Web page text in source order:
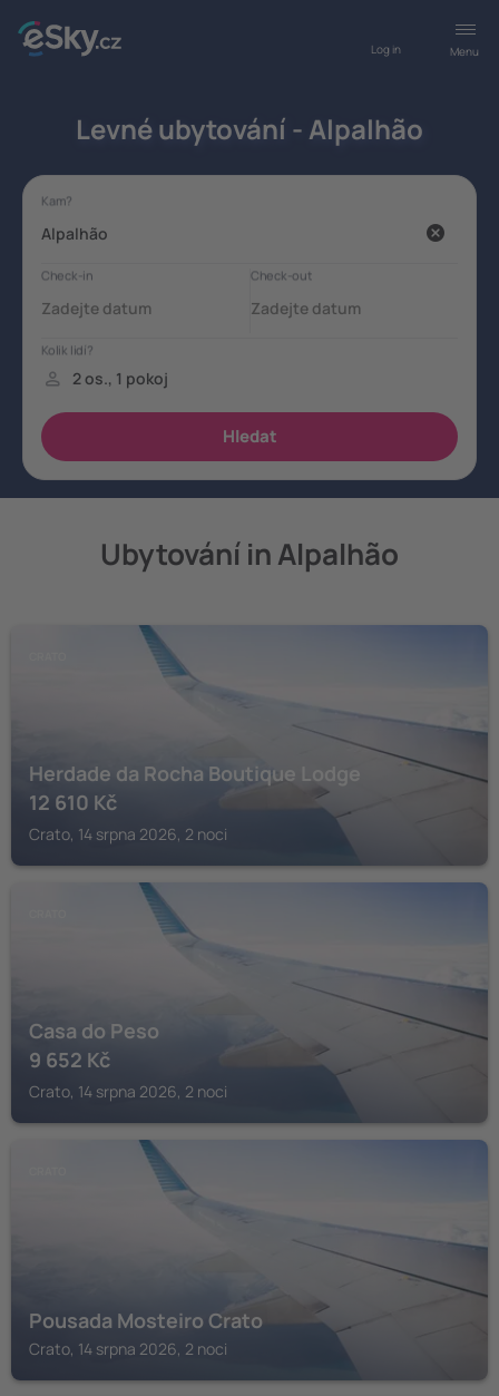
Menu
Log in
Levné ubytování - Alpalhão
Ubytování in Alpalhão
Herdade da Rocha Boutique Lodge
12 610 Kč
Crato, 14 srpna 2026, 2 noci
Casa do Peso
9 652 Kč
Crato, 14 srpna 2026, 2 noci
Pousada Mosteiro Crato
Crato, 14 srpna 2026, 2 noci